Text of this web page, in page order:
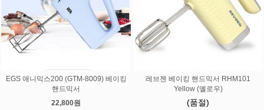
EGS 애니믹스200 (GTM-8009) 베이킹
핸드믹서
22,800원
레브젠 베이킹 핸드믹서 RHM101
Yellow (옐로우)
(품절)